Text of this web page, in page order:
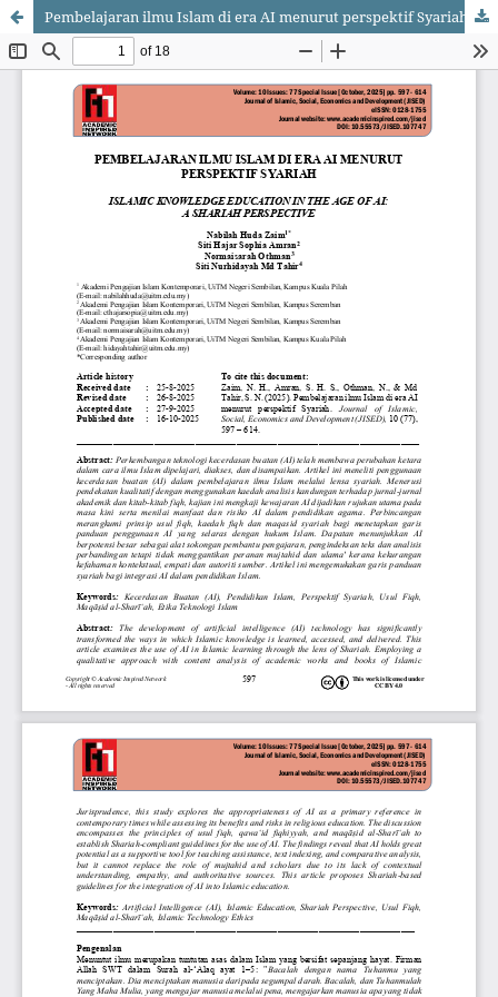
Pembelajaran ilmu Islam di era AI menurut perspektif Syariah